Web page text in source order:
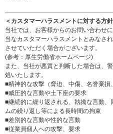
＜カスタマーハラスメントに対する方
当社では、お客様からのお問い合わせ
当なカスタマーハラスメントとみなさ
させていただく場合がございます。
(参考： 厚生労働省ホームページ)
また、当社が悪質と判断した場合は、
処いたします。
■精神的な攻撃（脅迫、中傷、名誉棄損
■威圧的な言動や土下座の要求
■継続的に繰り返される、執拗な言動
ムの繰り返し等による長時間の拘束
■差別的な言動や性的な言動
■従業員個人への攻撃、要求